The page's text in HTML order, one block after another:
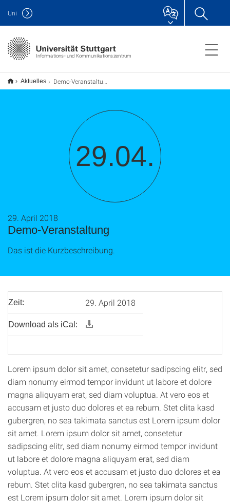
Informations- und Kommunikationszentrum
Uni
Aktuelles Demo-Veranstaltung
29.04.
Demo-Veranstaltung
29. April 2018
Das ist die Kurzbeschreibung.
Zeit: 29. April 2018
Download als iCal:
Lorem ipsum dolor sit amet, consetetur sadipscing elitr, sed
diam nonumy eirmod tempor invidunt ut labore et dolore
magna aliquyam erat, sed diam voluptua. At vero eos et
accusam et justo duo dolores et ea rebum. Stet clita kasd
gubergren, no sea takimata sanctus est Lorem ipsum dolor
sit amet. Lorem ipsum dolor sit amet, consetetur
sadipscing elitr, sed diam nonumy eirmod tempor invidunt
ut labore et dolore magna aliquyam erat, sed diam
voluptua. At vero eos et accusam et justo duo dolores et ea
rebum. Stet clita kasd gubergren, no sea takimata sanctus
est Lorem ipsum dolor sit amet. Lorem ipsum dolor sit